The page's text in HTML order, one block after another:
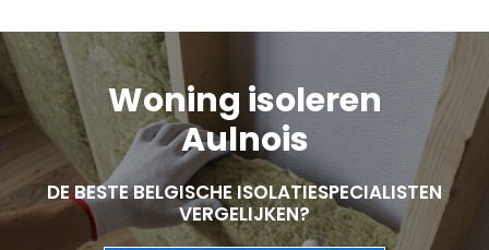
Woning isoleren
Aulnois
DE BESTE BELGISCHE ISOLATIESPECIALISTEN
VERGELIJKEN?